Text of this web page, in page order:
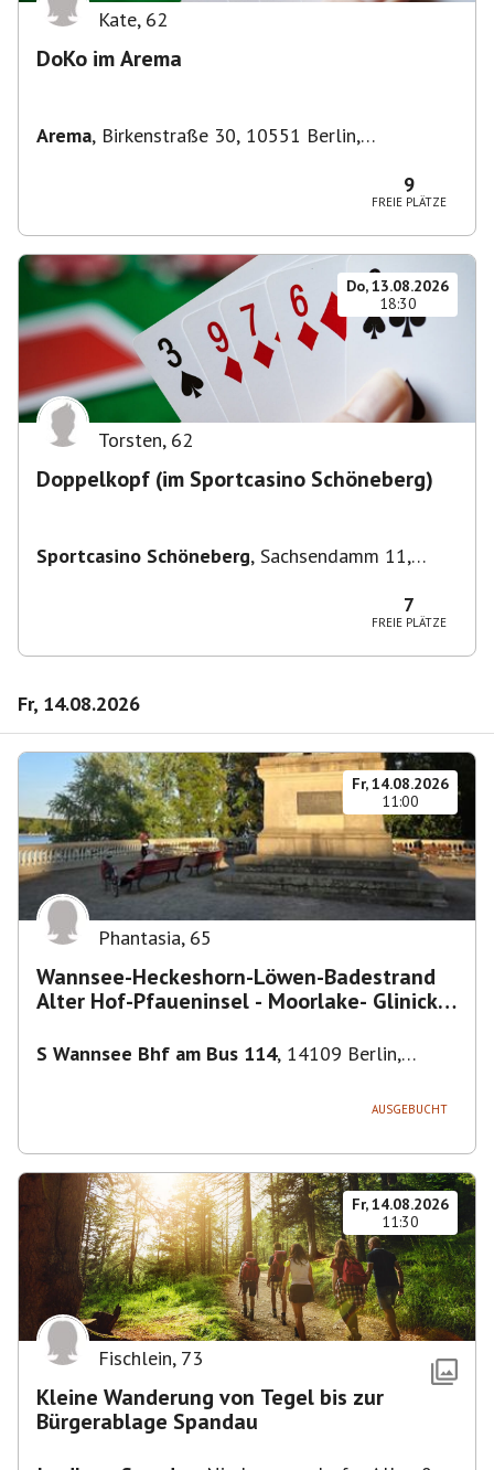
Kate, 62
DoKo im Arema
Arema, Birkenstraße 30, 10551 Berlin,
9
FREIE PLÄTZE
Do, 13.08.2026
18:30
Torsten, 62
Doppelkopf (im Sportcasino Schöneberg)
Sportcasino Schöneberg, Sachsendamm 11,
7
FREIE PLÄTZE
Fr, 14.08.2026
Fr, 14.08.2026
11:00
Phantasia, 65
Wannsee-Heckeshorn-Löwen-Badestrand
Alter Hof-Pfaueninsel - Moorlake- Glinicker
S Wannsee Bhf am Bus 114, 14109 Berlin,
AUSGEBUCHT
Fr, 14.08.2026
11:30
Fischlein, 73
Kleine Wanderung von Tegel bis zur
Bürgerablage Spandau